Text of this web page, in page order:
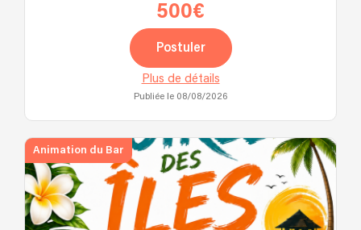
500€
Postuler
Plus de détails
Publiée le 08/08/2026
Animation du Bar